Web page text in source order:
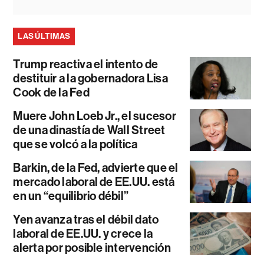
LAS ÚLTIMAS
Trump reactiva el intento de
destituir a la gobernadora Lisa
Cook de la Fed
Muere John Loeb Jr., el sucesor
de una dinastía de Wall Street
que se volcó a la política
Barkin, de la Fed, advierte que el
mercado laboral de EE.UU. está
en un “equilibrio débil”
Yen avanza tras el débil dato
laboral de EE.UU. y crece la
alerta por posible intervención